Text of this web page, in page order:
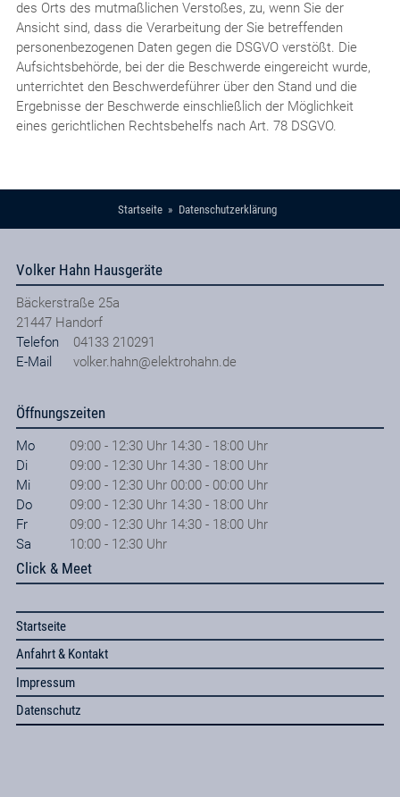
des Orts des mutmaßlichen Verstoßes, zu, wenn Sie der
Ansicht sind, dass die Verarbeitung der Sie betreffenden
personenbezogenen Daten gegen die DSGVO verstößt. Die
Aufsichtsbehörde, bei der die Beschwerde eingereicht wurde,
unterrichtet den Beschwerdeführer über den Stand und die
Ergebnisse der Beschwerde einschließlich der Möglichkeit
eines gerichtlichen Rechtsbehelfs nach Art. 78 DSGVO.
Startseite Datenschutzerklärung
Volker Hahn Hausgeräte
Bäckerstraße 25a
21447 Handorf
Telefon
04133 210291
E-Mail
volker.hahn@elektrohahn.de
Öffnungszeiten
Mo
09:00 - 12:30 Uhr 14:30 - 18:00 Uhr
Di
09:00 - 12:30 Uhr 14:30 - 18:00 Uhr
Mi
09:00 - 12:30 Uhr 00:00 - 00:00 Uhr
Do
09:00 - 12:30 Uhr 14:30 - 18:00 Uhr
Fr
09:00 - 12:30 Uhr 14:30 - 18:00 Uhr
Sa
10:00 - 12:30 Uhr
Click & Meet
Startseite
Anfahrt & Kontakt
Impressum
Datenschutz